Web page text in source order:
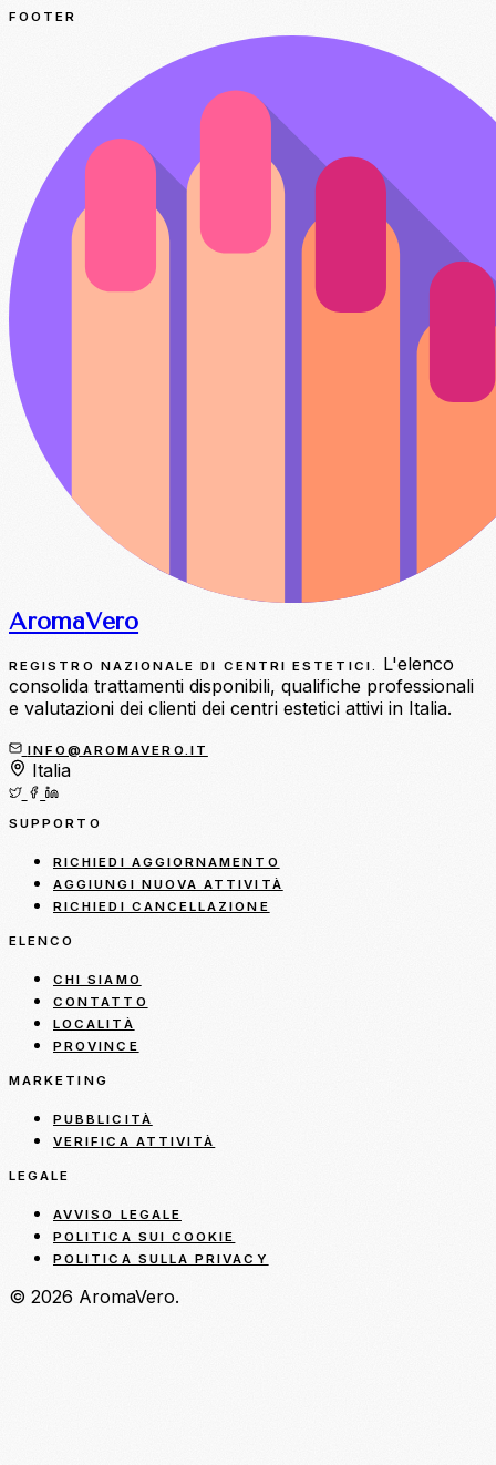
FOOTER
AromaVero
REGISTRO NAZIONALE DI CENTRI ESTETICI.
L'elenco
consolida trattamenti disponibili, qualifiche professionali
e valutazioni dei clienti dei centri estetici attivi in Italia.
INFO@AROMAVERO.IT
Italia
SUPPORTO
RICHIEDI AGGIORNAMENTO
AGGIUNGI NUOVA ATTIVITÀ
RICHIEDI CANCELLAZIONE
ELENCO
CHI SIAMO
CONTATTO
LOCALITÀ
PROVINCE
MARKETING
PUBBLICITÀ
VERIFICA ATTIVITÀ
LEGALE
AVVISO LEGALE
POLITICA SUI COOKIE
POLITICA SULLA PRIVACY
© 2026 AromaVero.